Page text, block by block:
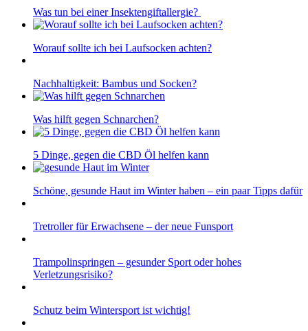
Was tun bei einer Insektengiftallergie?
Worauf sollte ich bei Laufsocken achten?
Nachhaltigkeit: Bambus und Socken?
Was hilft gegen Schnarchen?
5 Dinge, gegen die CBD Öl helfen kann
Schöne, gesunde Haut im Winter haben – ein paar Tipps dafür
Tretroller für Erwachsene – der neue Funsport
Trampolinspringen – gesunder Sport oder hohes
Verletzungsrisiko?
Schutz beim Wintersport ist wichtig!